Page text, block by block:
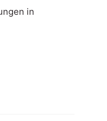
in